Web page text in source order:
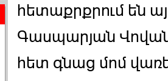
հետաքրքրում են
Գասպարյան
հետ գնաց մոմ